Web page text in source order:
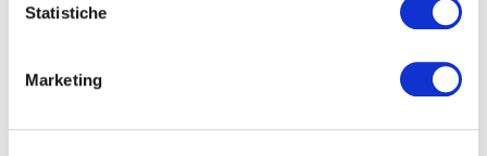
Statistiche
Marketing